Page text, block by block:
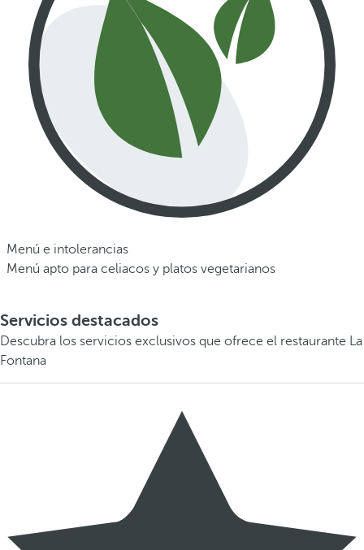
Menú e intolerancias
Menú apto para celiacos y platos vegetarianos
Servicios destacados
Descubra los servicios exclusivos que ofrece el restaurante La
Fontana